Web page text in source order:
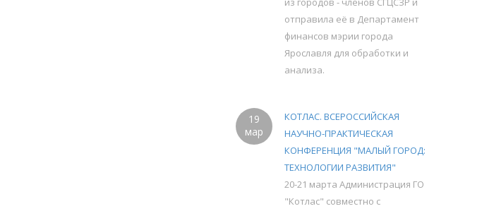
отправила её в Департамент
финансов мэрии города
Ярославля для обработки и
анализа.
19
мар
КОТЛАС. ВСЕРОССИЙСКАЯ
НАУЧНО-ПРАКТИЧЕСКАЯ
КОНФЕРЕНЦИЯ "МАЛЫЙ ГОРОД:
ТЕХНОЛОГИИ РАЗВИТИЯ"
20-21 марта Администрация ГО
"Котлас" совместно с